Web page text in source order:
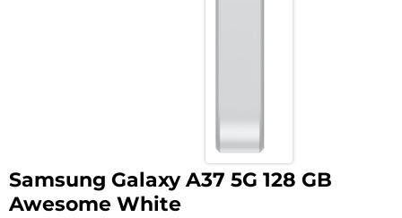
Samsung Galaxy A37 5G 128 GB
Awesome White